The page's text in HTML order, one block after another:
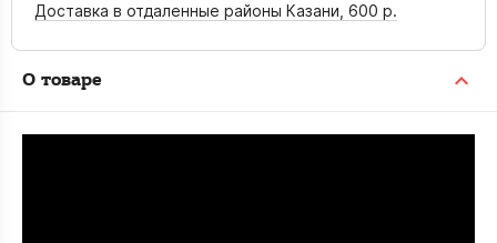
Доставка в отдаленные районы Казани, 600 р.
О товаре